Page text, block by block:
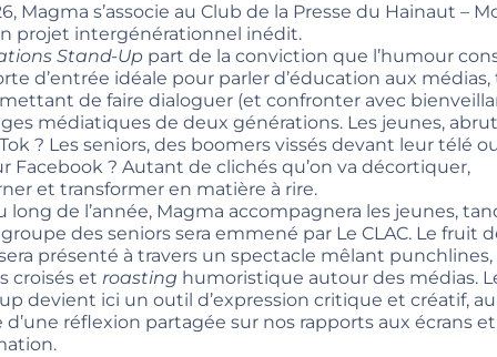
Magma s’associe au Club de la Presse du Hainaut –
projet intergénérationnel inédit.
Stand-Up part de la conviction que l’humour
d’entrée idéale pour parler d’éducation aux
de faire dialoguer (et confronter avec
médiatiques de deux générations. Les jeunes,
? Les seniors, des boomers vissés devant leur télé
Facebook ? Autant de clichés qu’on va décortiquer,
et transformer en matière à rire.
long de l’année, Magma accompagnera les jeunes,
des seniors sera emmené par Le CLAC. Le fruit
présenté à travers un spectacle mêlant punchlines,
croisés et roasting humoristique autour des médias.
devient ici un outil d’expression critique et créatif, au
d’une réflexion partagée sur nos rapports aux écrans